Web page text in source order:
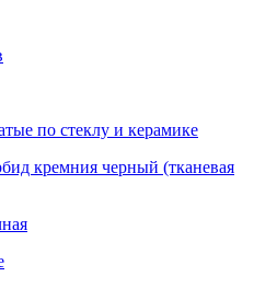
по стеклу и керамике
кремния черный (тканевая